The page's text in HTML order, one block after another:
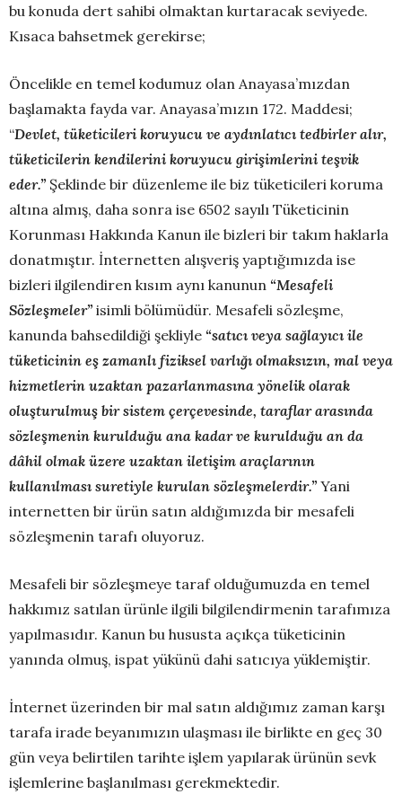
bu konuda dert sahibi olmaktan kurtaracak seviyede.
Kısaca bahsetmek gerekirse;
Öncelikle en temel kodumuz olan Anayasa’mızdan
başlamakta fayda var. Anayasa’mızın 172. Maddesi;
“Devlet, tüketicileri koruyucu ve aydınlatıcı tedbirler alır,
tüketicilerin kendilerini koruyucu girişimlerini teşvik
eder.” Şeklinde bir düzenleme ile biz tüketicileri koruma
altına almış, daha sonra ise 6502 sayılı Tüketicinin
Korunması Hakkında Kanun ile bizleri bir takım haklarla
donatmıştır. İnternetten alışveriş yaptığımızda ise
bizleri ilgilendiren kısım aynı kanunun “Mesafeli
Sözleşmeler” isimli bölümüdür. Mesafeli sözleşme,
kanunda bahsedildiği şekliyle “satıcı veya sağlayıcı ile
tüketicinin eş zamanlı fiziksel varlığı olmaksızın, mal veya
hizmetlerin uzaktan pazarlanmasına yönelik olarak
oluşturulmuş bir sistem çerçevesinde, taraflar arasında
sözleşmenin kurulduğu ana kadar ve kurulduğu an da
dâhil olmak üzere uzaktan iletişim araçlarının
kullanılması suretiyle kurulan sözleşmelerdir.” Yani
internetten bir ürün satın aldığımızda bir mesafeli
sözleşmenin tarafı oluyoruz.
Mesafeli bir sözleşmeye taraf olduğumuzda en temel
hakkımız satılan ürünle ilgili bilgilendirmenin tarafımıza
yapılmasıdır. Kanun bu hususta açıkça tüketicinin
yanında olmuş, ispat yükünü dahi satıcıya yüklemiştir.
İnternet üzerinden bir mal satın aldığımız zaman karşı
tarafa irade beyanımızın ulaşması ile birlikte en geç 30
gün veya belirtilen tarihte işlem yapılarak ürünün sevk
işlemlerine başlanılması gerekmektedir.